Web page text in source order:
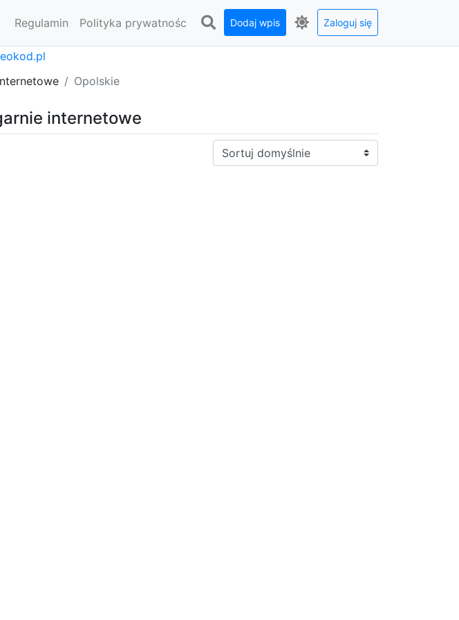
Regulamin Polityka prywatnośc Dodaj wpis Zaloguj się
Opolskie
internetowe
Sortuj: